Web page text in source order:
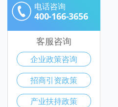
电话咨询
400-166-3656
客服咨询
企业政策咨询
招商引资政策
产业扶持政策